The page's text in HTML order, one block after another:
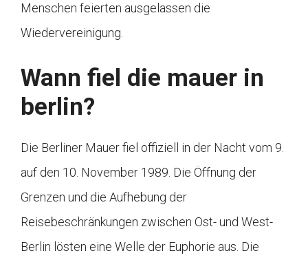
Menschen feierten ausgelassen die
Wiedervereinigung.
Wann fiel die mauer in
berlin?
Die Berliner Mauer fiel offiziell in der Nacht vom 9.
auf den 10. November 1989. Die Öffnung der
Grenzen und die Aufhebung der
Reisebeschränkungen zwischen Ost- und West-
Berlin lösten eine Welle der Euphorie aus. Die